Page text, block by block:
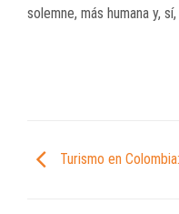
solemne, más humana y,
Turismo en